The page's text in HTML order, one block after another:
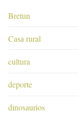
Bretun
Casa rural
cultura
deporte
dinosaurios